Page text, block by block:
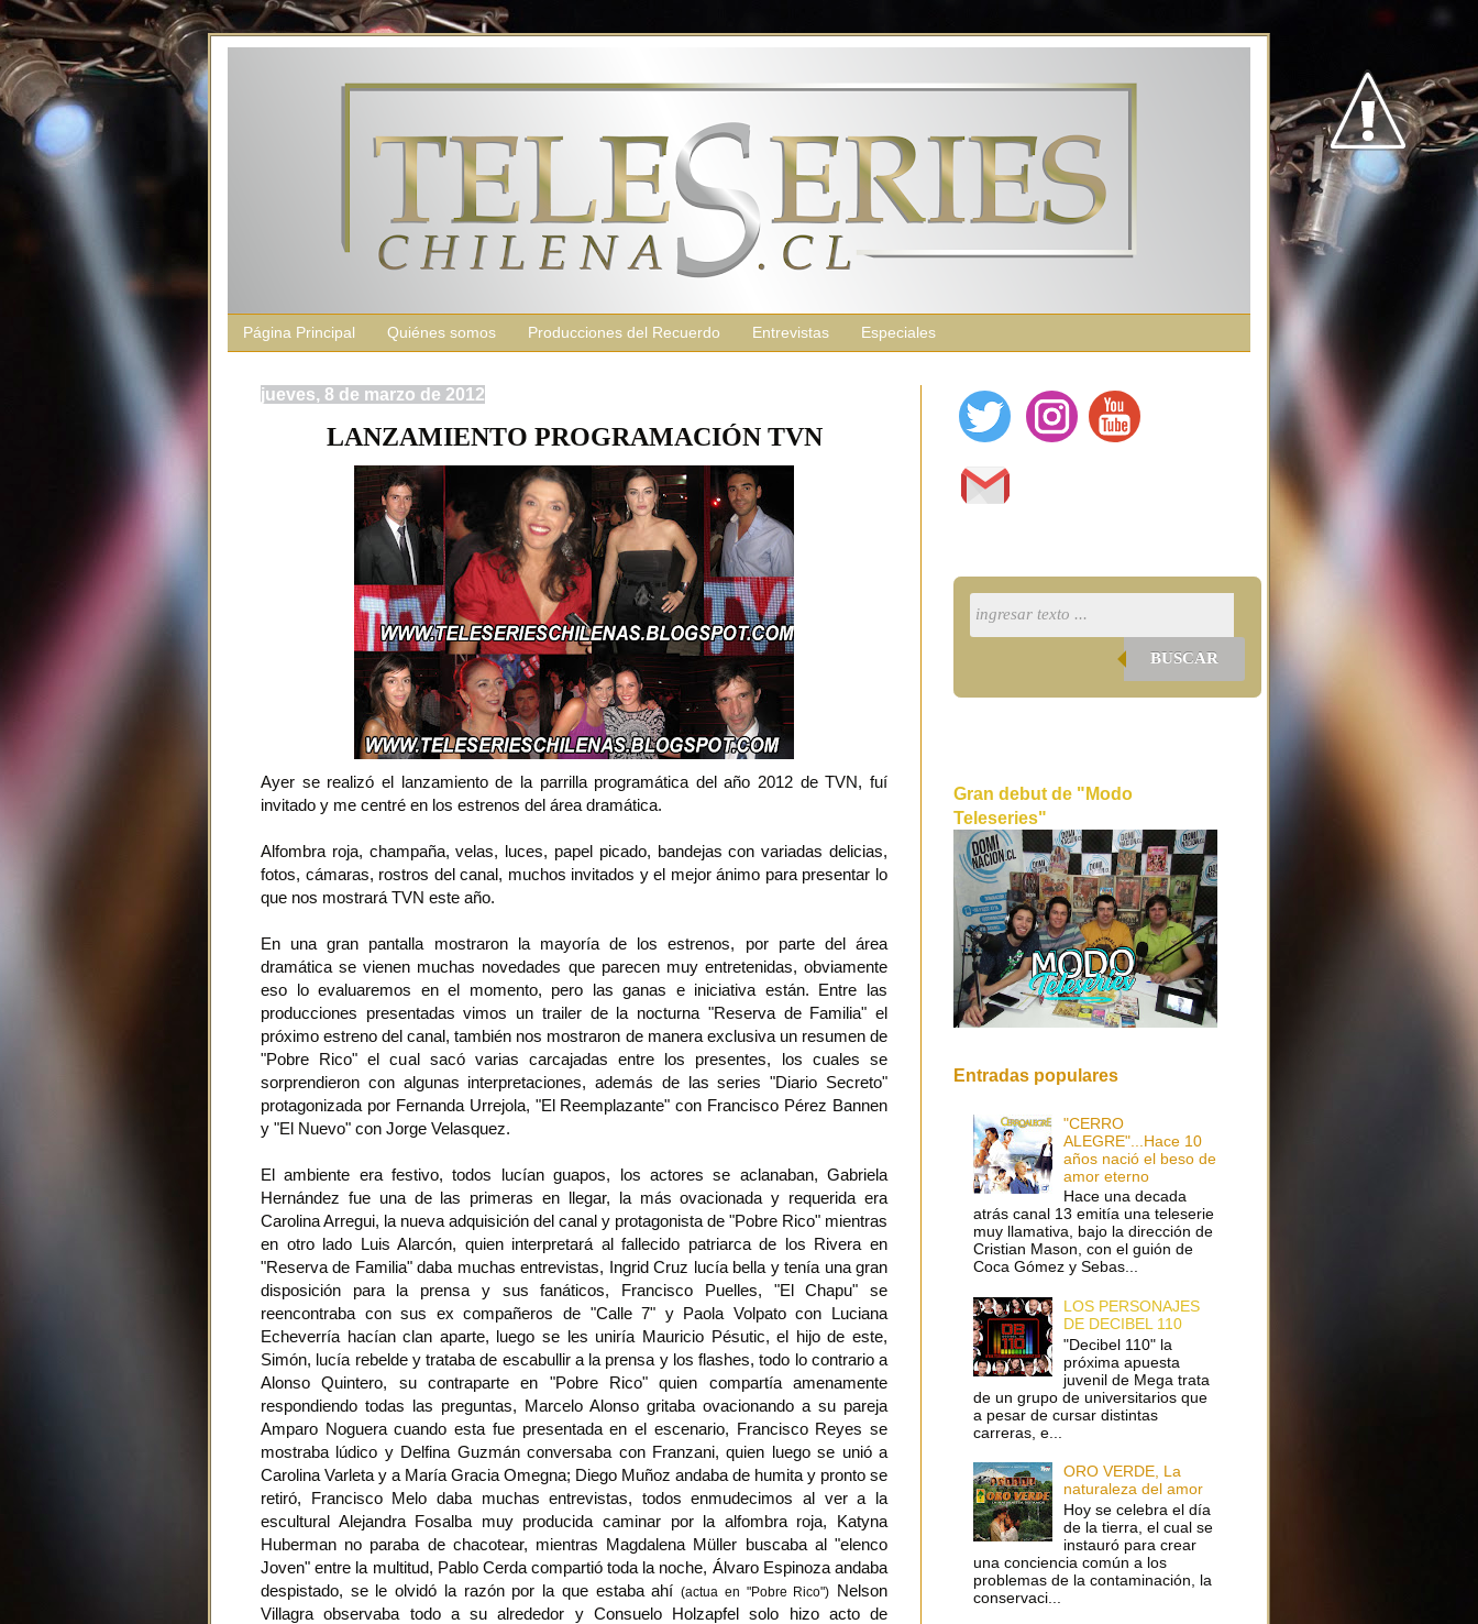
Página Principal Quiénes somos Producciones del Recuerdo Entrevistas Especiales
jueves, 8 de marzo de 2012
LANZAMIENTO PROGRAMACIÓN TVN
Ayer se realizó el lanzamiento de la parrilla programática del año 2012 de TVN, fuí
invitado y me centré en los estrenos del área dramática.
Alfombra roja, champaña, velas, luces, papel picado, bandejas con variadas delicias,
fotos, cámaras, rostros del canal, muchos invitados y el mejor ánimo para presentar lo
que nos mostrará TVN este año.
En una gran pantalla mostraron la mayoría de los estrenos, por parte del área
dramática se vienen muchas novedades que parecen muy entretenidas, obviamente
eso lo evaluaremos en el momento, pero las ganas e iniciativa están. Entre las
producciones presentadas vimos un trailer de la nocturna "Reserva de Familia" el
próximo estreno del canal, también nos mostraron de manera exclusiva un resumen de
"Pobre Rico" el cual sacó varias carcajadas entre los presentes, los cuales se
sorprendieron con algunas interpretaciones, además de las series "Diario Secreto"
protagonizada por Fernanda Urrejola, "El Reemplazante" con Francisco Pérez Bannen
y "El Nuevo" con Jorge Velasquez.
El ambiente era festivo, todos lucían guapos, los actores se aclanaban, Gabriela
Hernández fue una de las primeras en llegar, la más ovacionada y requerida era
Carolina Arregui, la nueva adquisición del canal y protagonista de "Pobre Rico" mientras
en otro lado Luis Alarcón, quien interpretará al fallecido patriarca de los Rivera en
"Reserva de Familia" daba muchas entrevistas, Ingrid Cruz lucía bella y tenía una gran
disposición para la prensa y sus fanáticos, Francisco Puelles, "El Chapu" se
reencontraba con sus ex compañeros de "Calle 7" y Paola Volpato con Luciana
Echeverría hacían clan aparte, luego se les uniría Mauricio Pésutic, el hijo de este,
Simón, lucía rebelde y trataba de escabullir a la prensa y los flashes, todo lo contrario a
Alonso Quintero, su contraparte en "Pobre Rico" quien compartía amenamente
respondiendo todas las preguntas, Marcelo Alonso gritaba ovacionando a su pareja
Amparo Noguera cuando esta fue presentada en el escenario, Francisco Reyes se
mostraba lúdico y Delfina Guzmán conversaba con Franzani, quien luego se unió a
Carolina Varleta y a María Gracia Omegna; Diego Muñoz andaba de humita y pronto se
retiró, Francisco Melo daba muchas entrevistas, todos enmudecimos al ver a la
escultural Alejandra Fosalba muy producida caminar por la alfombra roja, Katyna
Huberman no paraba de chacotear, mientras Magdalena Müller buscaba al "elenco
Joven" entre la multitud, Pablo Cerda compartió toda la noche, Álvaro Espinoza andaba
despistado, se le olvidó la razón por la que estaba ahí(actua en "Pobre Rico") Nelson
Villagra observaba todo a su alrededor y Consuelo Holzapfel solo hizo acto de
BUSCAR
Gran debut de "Modo
Teleseries"
Entradas populares
"CERRO
ALEGRE"...Hace 10
años nació el beso de
amor eterno
Hace una decada
atrás canal 13 emitía una teleserie
muy llamativa, bajo la dirección de
Cristian Mason, con el guión de
Coca Gómez y Sebas...
LOS PERSONAJES
DE DECIBEL 110
"Decibel 110" la
próxima apuesta
juvenil de Mega trata
de un grupo de universitarios que
a pesar de cursar distintas
carreras, e...
ORO VERDE, La
naturaleza del amor
Hoy se celebra el día
de la tierra, el cual se
instauró para crear
una conciencia común a los
problemas de la contaminación, la
conservaci...